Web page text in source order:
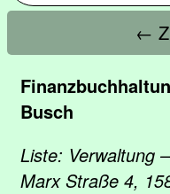
←
Busch
Liste: Verwaltung
Marx Straße 4,